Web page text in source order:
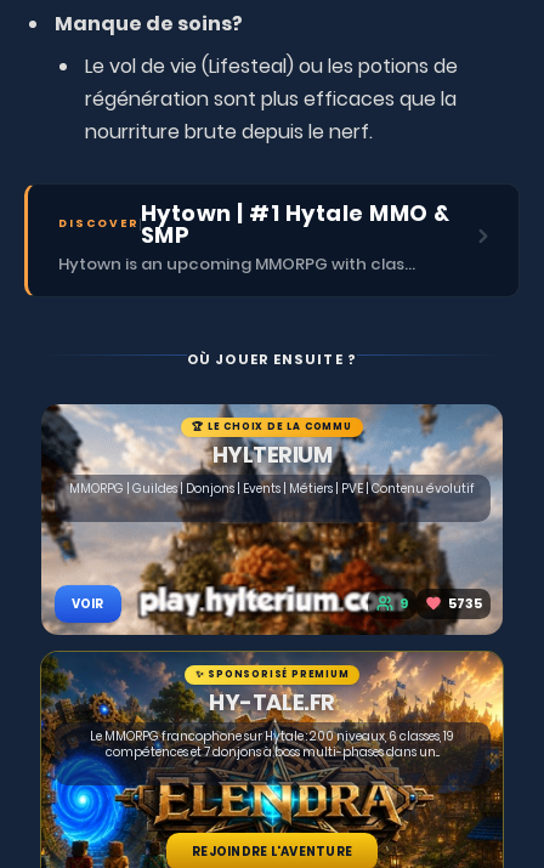
Manque de soins?
Le vol de vie (Lifesteal) ou les potions de
régénération sont plus efficaces que la
nourriture brute depuis le nerf.
DISCOVER Hytown | #1 Hytale MMO &
SMP
Hytown is an upcoming MMORPG with classes, dungeons, skills, social content, and more.
OÙ JOUER ENSUITE ?
🏆 LE CHOIX DE LA COMMU
HYLTERIUM
MMORPG | Guildes | Donjons | Events | Métiers | PVE | Contenu évolutif
VOIR 9 5735
✨ SPONSORISÉ PREMIUM
HY-TALE.FR
Le MMORPG francophone sur Hytale : 200 niveaux, 6 classes, 19
compétences et 7 donjons à boss multi-phases dans un...
REJOINDRE L'AVENTURE